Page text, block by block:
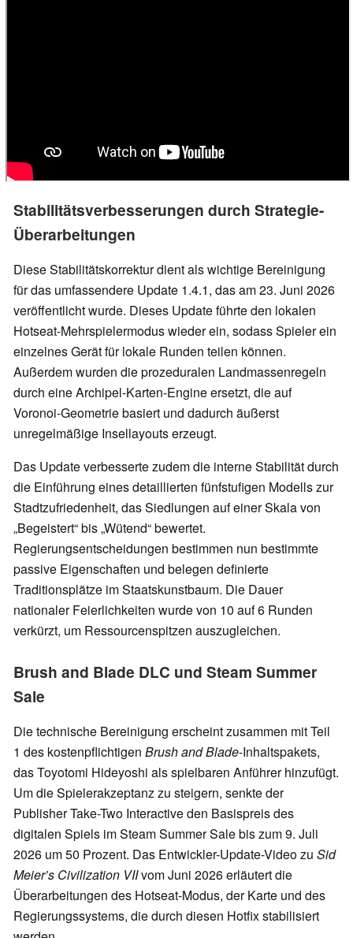
Stabilitätsverbesserungen durch Strategie-
Überarbeitungen
Diese Stabilitätskorrektur dient als wichtige Bereinigung
für das umfassendere Update 1.4.1, das am 23. Juni 2026
veröffentlicht wurde. Dieses Update führte den lokalen
Hotseat-Mehrspielermodus wieder ein, sodass Spieler ein
einzelnes Gerät für lokale Runden teilen können.
Außerdem wurden die prozeduralen Landmassenregeln
durch eine Archipel-Karten-Engine ersetzt, die auf
Voronoi-Geometrie basiert und dadurch äußerst
unregelmäßige Insellayouts erzeugt.
Das Update verbesserte zudem die interne Stabilität durch
die Einführung eines detaillierten fünfstufigen Modells zur
Stadtzufriedenheit, das Siedlungen auf einer Skala von
„Begeistert“ bis „Wütend“ bewertet.
Regierungsentscheidungen bestimmen nun bestimmte
passive Eigenschaften und belegen definierte
Traditionsplätze im Staatskunstbaum. Die Dauer
nationaler Feierlichkeiten wurde von 10 auf 6 Runden
verkürzt, um Ressourcenspitzen auszugleichen.
Brush and Blade DLC und Steam Summer
Sale
Die technische Bereinigung erscheint zusammen mit Teil
1 des kostenpflichtigen Brush and Blade-Inhaltspakets,
das Toyotomi Hideyoshi als spielbaren Anführer hinzufügt.
Um die Spielerakzeptanz zu steigern, senkte der
Publisher Take-Two Interactive den Basispreis des
digitalen Spiels im Steam Summer Sale bis zum 9. Juli
2026 um 50 Prozent. Das Entwickler-Update-Video zu Sid
Meier’s Civilization VIIvom Juni 2026 erläutert die
Überarbeitungen des Hotseat-Modus, der Karte und des
Regierungssystems, die durch diesen Hotfix stabilisiert